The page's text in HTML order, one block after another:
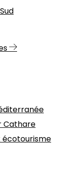
Cathare
écotourisme